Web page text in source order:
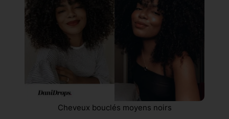
Cheveux bouclés moyens noirs